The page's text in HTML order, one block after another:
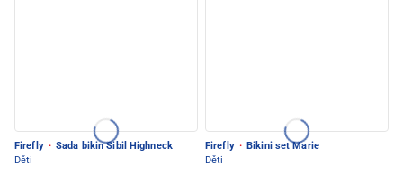
Firefly · Sada bikin Sibil Highneck
Děti
Firefly · Bikini set Marie
Děti